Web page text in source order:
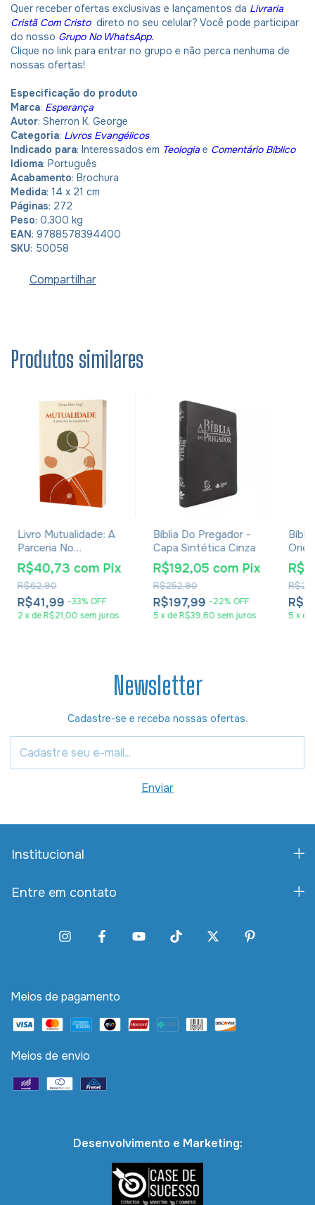
Quer receber ofertas exclusivas e lançamentos da Livraria
Cristã Com Cristo direto no seu celular? Você pode participar
do nosso Grupo No WhatsApp.
Clique no link para entrar no grupo e não perca nenhuma de
nossas ofertas!
Especificação do produto
Marca: Esperança
Autor: Sherron K. George
Categoria: Livros Evangélicos
Indicado para: Interessados em Teologia e Comentário Bíblico
Idioma: Português
Acabamento: Brochura
Medida: 14 x 21 cm
Páginas: 272
Peso: 0,300 kg
EAN: 9788578394400
SKU: 50058
Compartilhar
Produtos similares
Livro Mutualidade: A
Parceria No
Casamento - Clarice
Ebert
R$41,99 -33% OFF
R$62,90
R$40,73 com Pix
2 xdeR$21,00 sem juros
Bíblia Do Pregador -
Capa Sintética Cinza
R$197,99 -22% OFF
R$252,90
R$192,05 com Pix
5 xdeR$39,60 sem juros
Luxo
5 x de
Newsletter
Cadastre-se e receba nossas ofertas.
Institucional
Entre em contato
Meios de pagamento
Meios de envio
Desenvolvimento e Marketing: